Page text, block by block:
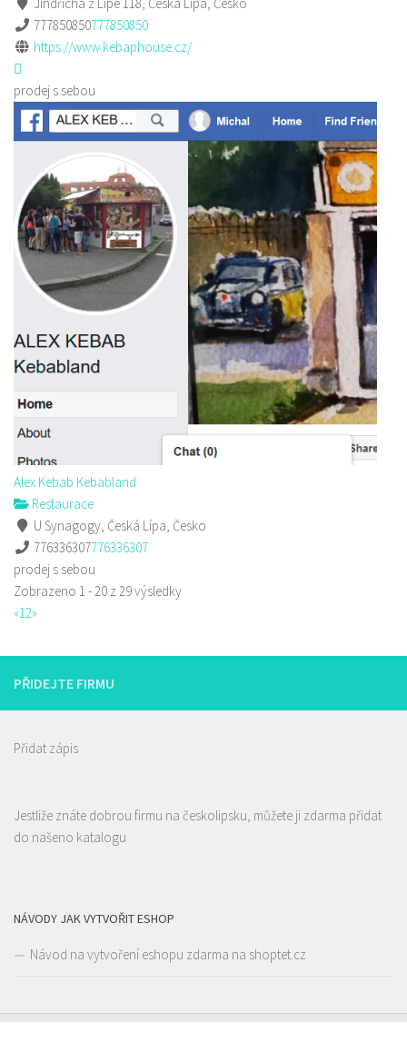
777850850777850850
https://www.kebaphouse.cz/
prodej s sebou
Alex Kebab Kebabland
Restaurace
U Synagogy, Česká Lípa, Česko
776336307776336307
prodej s sebou
Zobrazeno 1 - 20 z 29 výsledky
«12»
PŘIDEJTE FIRMU
Přidat zápis
Jestliže znáte dobrou firmu na českolipsku, můžete ji zdarma přidat
do našeno katalogu
NÁVODY JAK VYTVOŘIT ESHOP
Návod na vytvoření eshopu zdarma na shoptet.cz